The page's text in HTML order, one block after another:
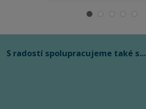
S radostí spolupracujeme také s...